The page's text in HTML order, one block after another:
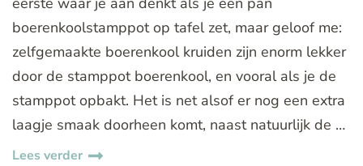
boerenkoolstamppot op tafel zet, maar geloof me:
zelfgemaakte boerenkool kruiden zijn enorm lekker
door de stamppot boerenkool, en vooral als je de
stamppot opbakt. Het is net alsof er nog een extra
laagje smaak doorheen komt, naast natuurlijk de …
Lees verder